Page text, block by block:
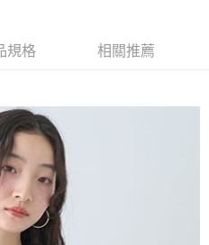
期數、繳款截止日，確認付款後即完
示未達大哥付你分期系統評分，恕無
你分期」於每月結算日後寄送繳費提
超商條碼／台灣大直營門市／銀行轉
路繳費。
不需儲值。
即可結帳。
款。
」後，將跳轉至「AFTEE先享後付」
，即可完成結帳。
知簡訊。
此簡訊中的連結，可透過四大超商／
運費
運費
規格 相關推薦